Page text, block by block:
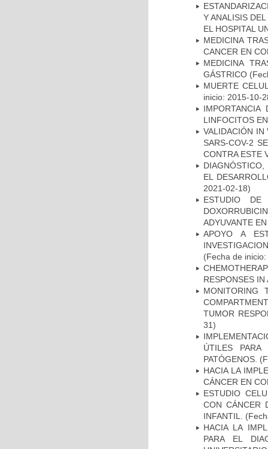
Y ANALISIS
EL HOSPITAL
MEDICINA
CANCER EN
MEDICINA
GÁSTRICO
MUERTE
inicio: 2015-10-
LINFOCITOS
VALIDACIÓN IN
SARS-COV-2
CONTRA ESTE
EL
2021-02-18)
ESTUDIO DE
ADYUVANTE
APOYO A
(Fecha de
RESPONSES IN
MONITORING
TUMOR
31)
ÚTILES
PATÓGENOS.
HACIA LA
CÁNCER EN
ESTUDIO
CON CÁNCER
INFANTIL.
HACIA LA
PARA EL